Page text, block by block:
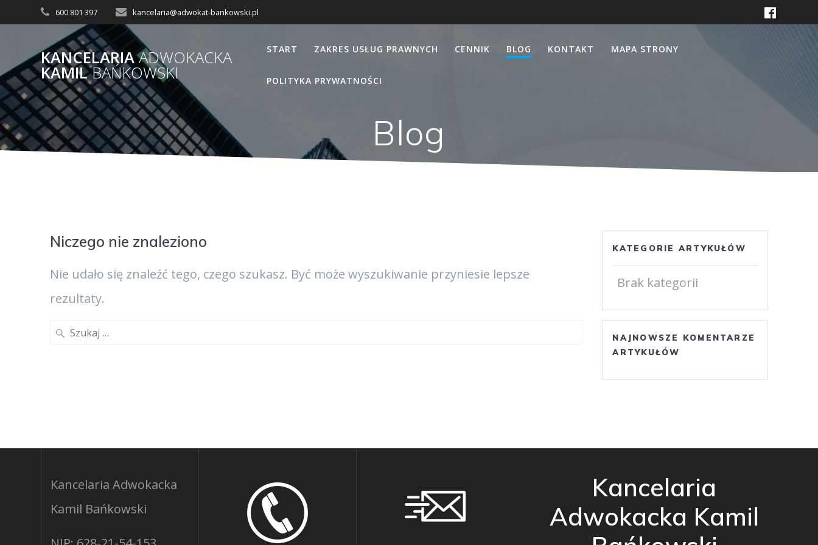
to
600 801 397 kancelaria@adwokat-bankowski.pl
KANCELARIAADWOKACKA
KAMILBAŃKOWSKI
START ZAKRES USŁUG PRAWNYCH CENNIK BLOG KONTAKT MAPA STRONY
POLITYKA PRYWATNOŚCI
Blog
Niczego nie znaleziono
Nie udało się znaleźć tego, czego szukasz. Być może wyszukiwanie przyniesie lepsze
rezultaty.
Szukaj:
KATEGORIE ARTYKUŁÓW
Brak kategorii
NAJNOWSZE KOMENTARZE
ARTYKUŁÓW
Kancelaria Adwokacka
Kamil Bańkowski
Kancelaria
Adwokacka Kamil